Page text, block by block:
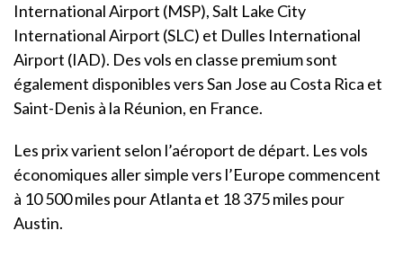
International Airport (MSP), Salt Lake City
International Airport (SLC) et Dulles International
Airport (IAD). Des vols en classe premium sont
également disponibles vers San Jose au Costa Rica et
Saint-Denis à la Réunion, en France.
Les prix varient selon l’aéroport de départ. Les vols
économiques aller simple vers l’Europe commencent
à 10 500 miles pour Atlanta et 18 375 miles pour
Austin.